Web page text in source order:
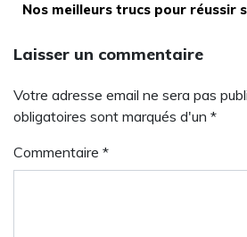
Nos meilleurs trucs pour réussir
Laisser un commentaire
Votre adresse email ne sera pas
obligatoires sont marqués d'un *
Commentaire *